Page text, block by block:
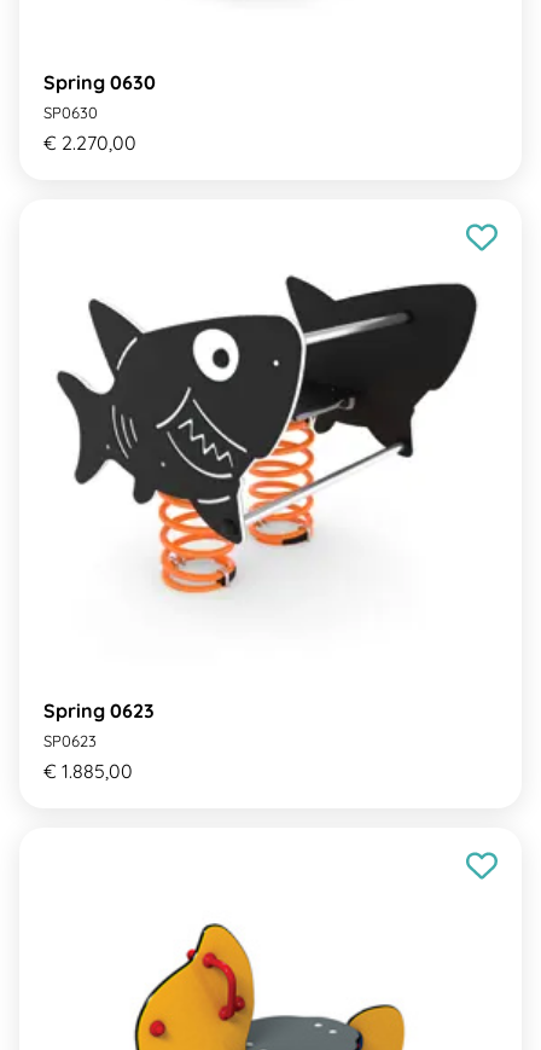
Spring 0630
SP0630
€ 2.270,00
Spring 0623
SP0623
€ 1.885,00